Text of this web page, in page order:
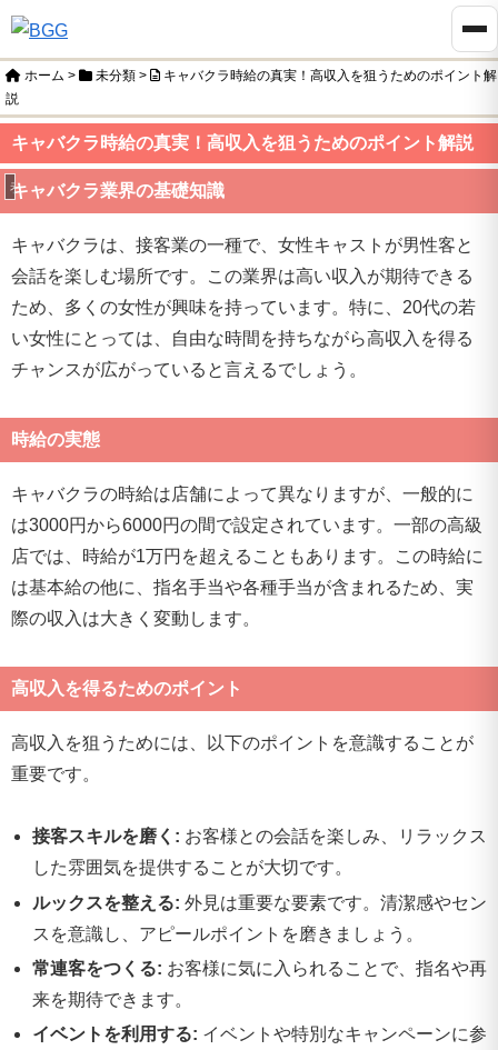
ホーム > 未分類 >
キャバクラ時給の真実！高収入を狙うためのポイント解
説
キャバクラ時給の真実！高収入を狙うためのポイント解説
未分類
キャバクラ業界の基礎知識
キャバクラは、接客業の一種で、女性キャストが男性客と
会話を楽しむ場所です。この業界は高い収入が期待できる
ため、多くの女性が興味を持っています。特に、20代の若
い女性にとっては、自由な時間を持ちながら高収入を得る
チャンスが広がっていると言えるでしょう。
時給の実態
キャバクラの時給は店舗によって異なりますが、一般的に
は3000円から6000円の間で設定されています。一部の高級
店では、時給が1万円を超えることもあります。この時給に
は基本給の他に、指名手当や各種手当が含まれるため、実
際の収入は大きく変動します。
高収入を得るためのポイント
高収入を狙うためには、以下のポイントを意識することが
重要です。
接客スキルを磨く: お客様との会話を楽しみ、リラックス
した雰囲気を提供することが大切です。
ルックスを整える: 外見は重要な要素です。清潔感やセン
スを意識し、アピールポイントを磨きましょう。
常連客をつくる: お客様に気に入られることで、指名や再
来を期待できます。
イベントを利用する: イベントや特別なキャンペーンに参